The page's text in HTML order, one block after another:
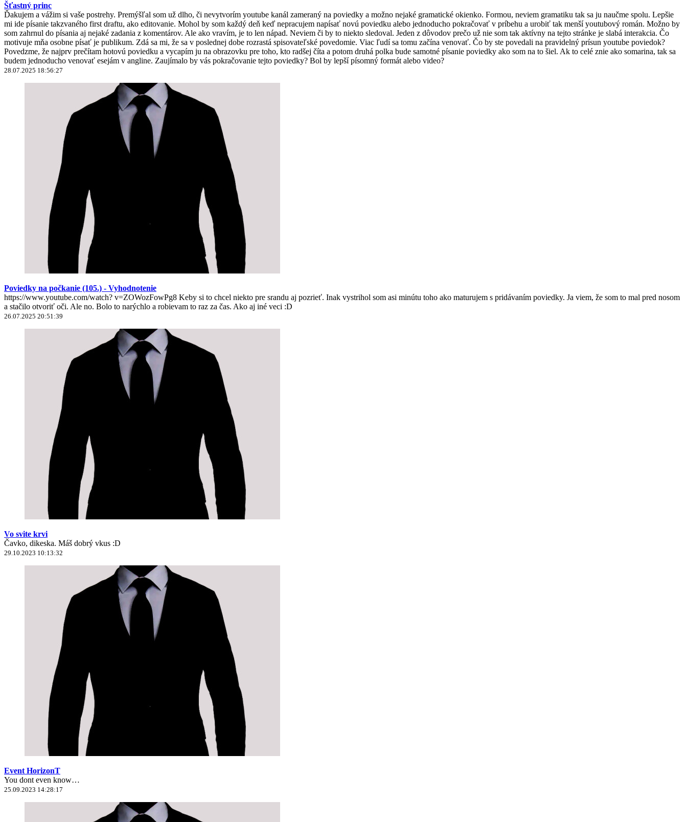
Šťastný princ
Ďakujem a vážim si vaše postrehy. Premýšľal som už dlho, či nevytvorím youtube kanál zameraný na poviedky a možno nejaké gramatické okienko. Formou, neviem gramatiku tak sa ju naučme spolu. Lepšie
mi ide písanie takzvaného first draftu, ako editovanie. Mohol by som každý deň keď nepracujem napísať novú poviedku alebo jednoducho pokračovať v príbehu a urobiť tak menší youtubový román. Možno by
som zahrnul do písania aj nejaké zadania z komentárov. Ale ako vravím, je to len nápad. Neviem či by to niekto sledoval. Jeden z dôvodov prečo už nie som tak aktívny na tejto stránke je slabá interakcia. Čo
motivuje mňa osobne písať je publikum. Zdá sa mi, že sa v poslednej dobe rozrastá spisovateľské povedomie. Viac ľudí sa tomu začína venovať. Čo by ste povedali na pravidelný prísun youtube poviedok?
Povedzme, že najprv prečítam hotovú poviedku a vycapím ju na obrazovku pre toho, kto radšej číta a potom druhá polka bude samotné písanie poviedky ako som na to šiel. Ak to celé znie ako somarina, tak sa
budem jednoducho venovať esejám v angline. Zaujímalo by vás pokračovanie tejto poviedky? Bol by lepší písomný formát alebo video?
28.07.2025 18:56:27
Poviedky na počkanie (105.) - Vyhodnotenie
https://www.youtube.com/watch? v=ZOWozFowPg8 Keby si to chcel niekto pre srandu aj pozrieť. Inak vystrihol som asi minútu toho ako maturujem s pridávaním poviedky. Ja viem, že som to mal pred nosom
a stačilo otvoriť oči. Ale no. Bolo to narýchlo a robievam to raz za čas. Ako aj iné veci :D
26.07.2025 20:51:39
Vo svite krvi
Čavko, dikeska. Máš dobrý vkus :D
29.10.2023 10:13:32
Event HorizonT
You dont even know…
25.09.2023 14:28:17